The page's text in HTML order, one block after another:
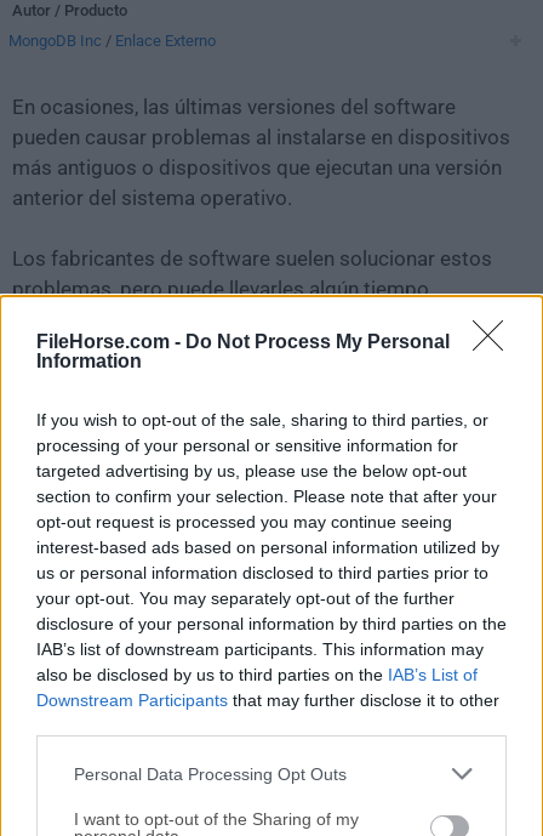
FileHorse.com - Do Not Process My Personal
Information
If you wish to opt-out of the sale, sharing to third parties, or
processing of your personal or sensitive information for
targeted advertising by us, please use the below opt-out
section to confirm your selection. Please note that after your
opt-out request is processed you may continue seeing
interest-based ads based on personal information utilized by
us or personal information disclosed to third parties prior to
your opt-out. You may separately opt-out of the further
disclosure of your personal information by third parties on the
IAB’s list of downstream participants. This information may
also be disclosed by us to third parties on the IAB’s List of
Downstream Participants that may further disclose it to other
Personal Data Processing Opt Outs
I want to opt-out of the Sharing of my
Autor / Producto
MongoDB Inc / Enlace Externo
En ocasiones, las últimas versiones del software
pueden causar problemas al instalarse en dispositivos
más antiguos o dispositivos que ejecutan una versión
anterior del sistema operativo.
Los fabricantes de software suelen solucionar estos
problemas, pero puede llevarles algún tiempo.
versión anterior deMongoDB Compass 1.41.0.
Para aquellos interesados en descargar la versión más
reciente de MongoDB Compasso leer nuestra reseña,
simplemente hazclic aquí.
Todas las versiones antiguas distribuidas en nuestro
sitio web son completamente libres de virus y están
disponibles para su descarga sin costo alguno.
Nos encantaría saber de ti
Si tienes alguna pregunta o idea que desees compartir
con nosotros, dirígete a nuestrapágina de contactoy
háznoslo saber. ¡Valoramos tu opinión!